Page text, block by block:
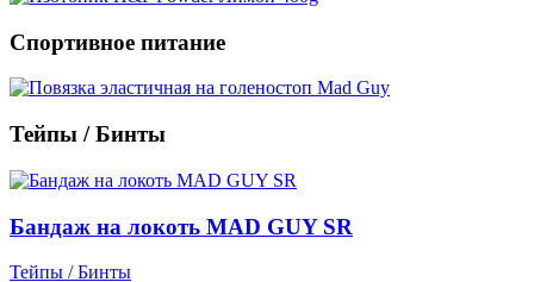
Спортивное питание
Тейпы / Бинты
Бандаж на локоть MAD GUY SR
Тейпы / Бинты